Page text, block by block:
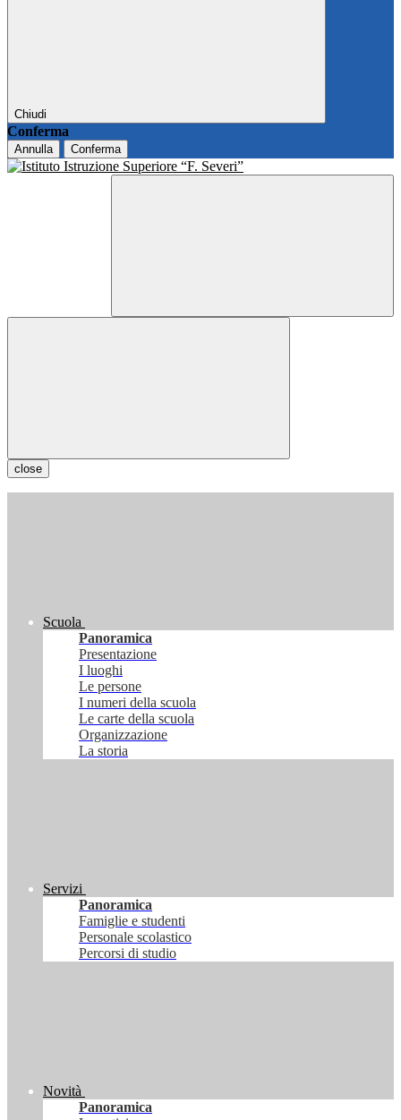
Chiudi
Conferma
Annulla Conferma
close
Scuola
Panoramica
Presentazione
I luoghi
Le persone
I numeri della scuola
Le carte della scuola
Organizzazione
La storia
Servizi
Panoramica
Famiglie e studenti
Personale scolastico
Percorsi di studio
Novità
Panoramica